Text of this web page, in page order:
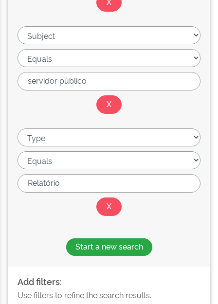
Start a new search
Add filters:
Use filters to refine the search results.